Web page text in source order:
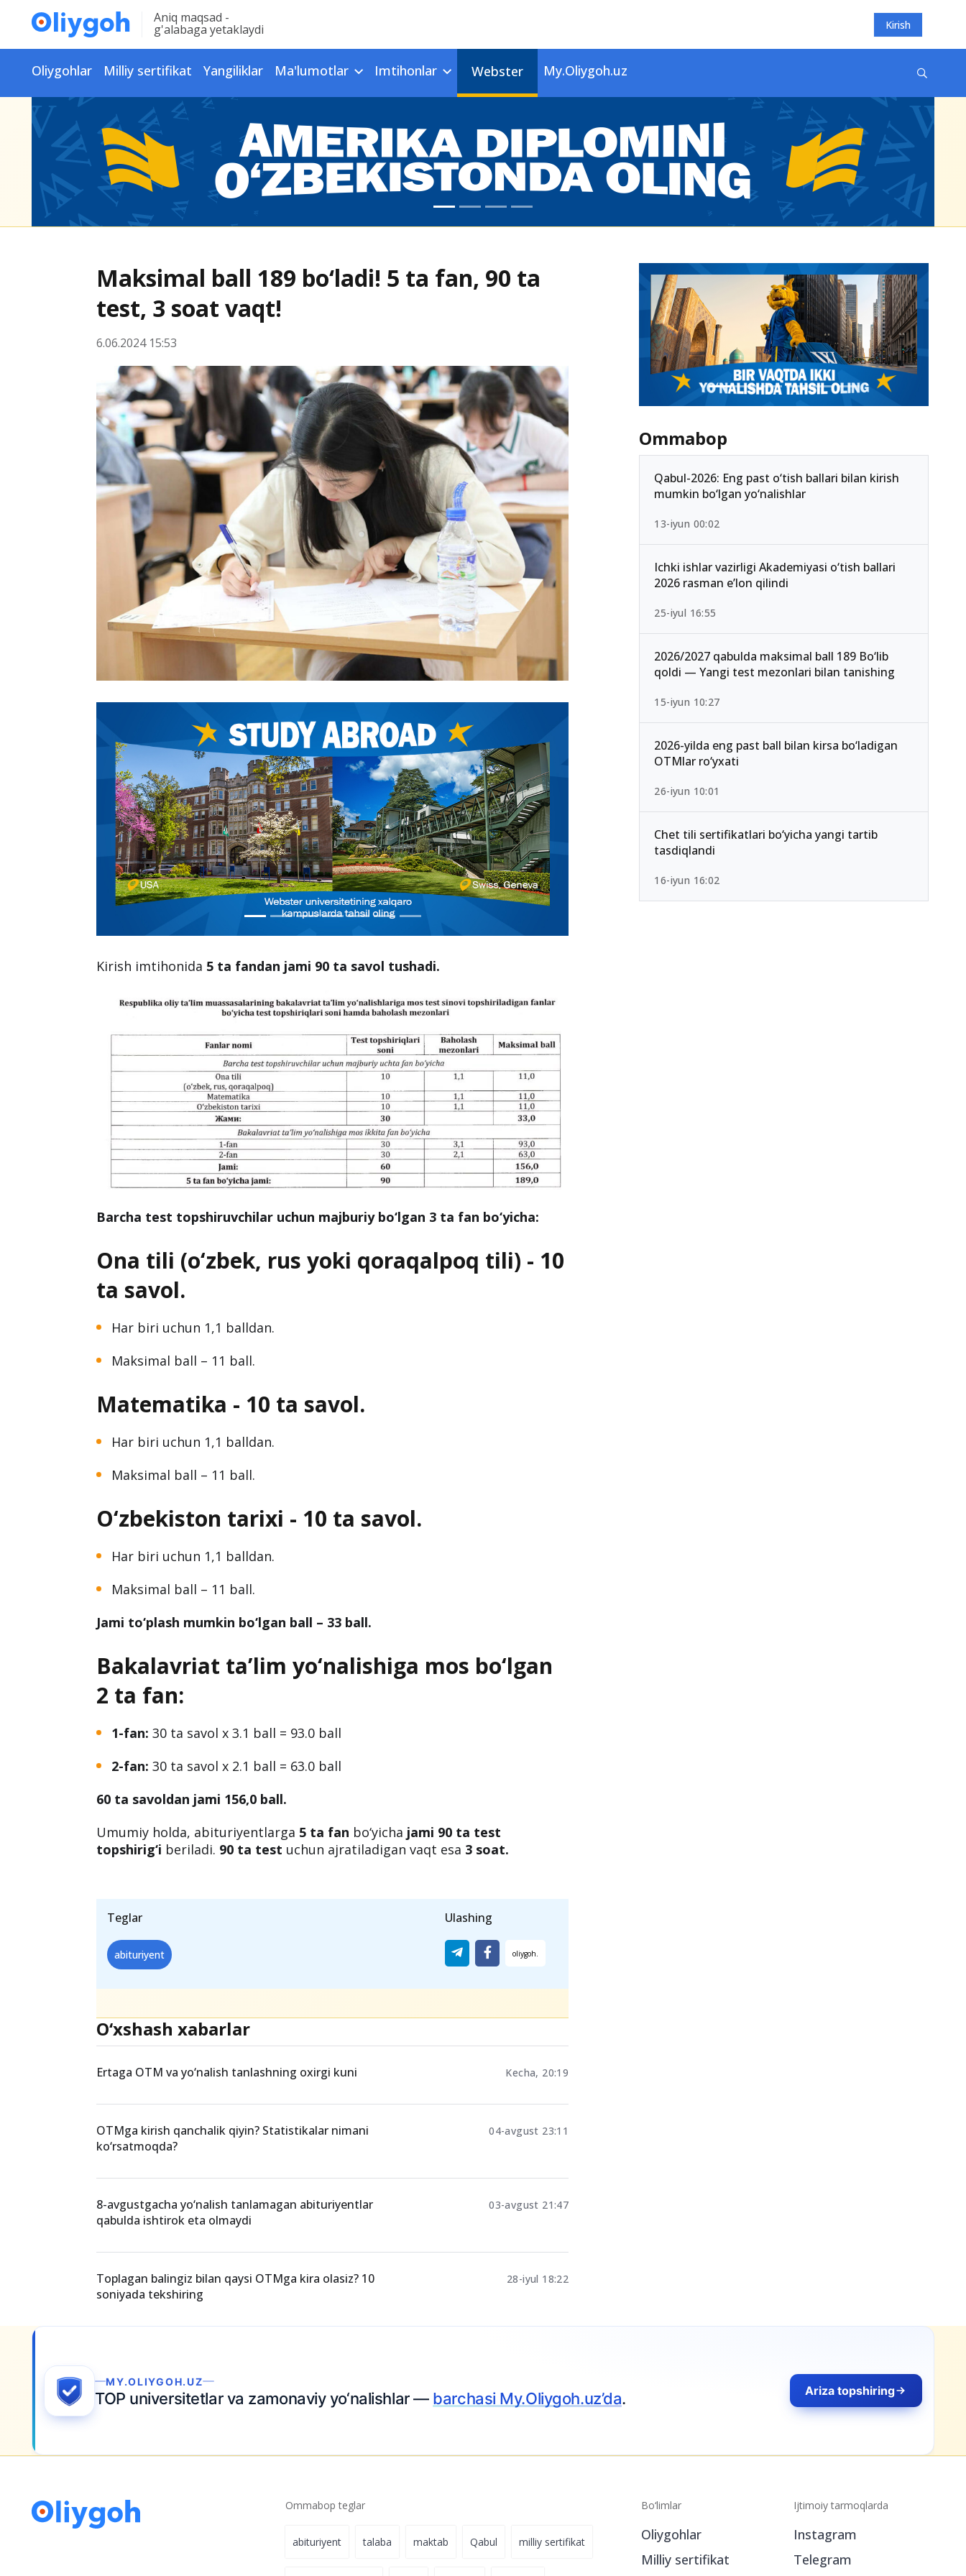
Aniq maqsad -
g'alabaga yetaklaydi Kirish
Oliygohlar Milliy sertifikat Yangiliklar Ma'lumotlar Imtihonlar Webster My.Oliygoh.uz
Maksimal ball 189 bo‘ladi! 5 ta fan, 90 ta
test, 3 soat vaqt!
6.06.2024 15:53
Kirish imtihonida 5 ta fandan jami 90 ta savol tushadi.
Barcha test topshiruvchilar uchun majburiy bo‘lgan 3 ta fan bo‘yicha:
Ona tili (o‘zbek, rus yoki qoraqalpoq tili) - 10
ta savol.
Har biri uchun 1,1 balldan.
Maksimal ball – 11 ball.
Matematika - 10 ta savol.
Har biri uchun 1,1 balldan.
Maksimal ball – 11 ball.
O‘zbekiston tarixi - 10 ta savol.
Har biri uchun 1,1 balldan.
Maksimal ball – 11 ball.
Jami to‘plash mumkin bo‘lgan ball – 33 ball.
Bakalavriat ta’lim yo‘nalishiga mos bo‘lgan
2 ta fan:
1-fan: 30 ta savol x 3.1 ball = 93.0 ball
2-fan: 30 ta savol x 2.1 ball = 63.0 ball
60 ta savoldan jami 156,0 ball.
Umumiy holda, abituriyentlarga 5 ta fan bo‘yicha jami 90 ta test
topshirig‘i beriladi. 90 ta test uchun ajratiladigan vaqt esa 3 soat.
Teglar
abituriyent
Ulashing
O‘xshash xabarlar
Ertaga OTM va yo‘nalish tanlashning oxirgi kuni Kecha, 20:19
OTMga kirish qanchalik qiyin? Statistikalar nimani
ko‘rsatmoqda?
04-avgust 23:11
8-avgustgacha yo‘nalish tanlamagan abituriyentlar
qabulda ishtirok eta olmaydi
03-avgust 21:47
Toplagan balingiz bilan qaysi OTMga kira olasiz? 10
soniyada tekshiring
28-iyul 18:22
Ommabop
Qabul-2026: Eng past o‘tish ballari bilan kirish
mumkin bo‘lgan yo‘nalishlar
13-iyun 00:02
Ichki ishlar vazirligi Akademiyasi o‘tish ballari
2026 rasman e’lon qilindi
25-iyul 16:55
2026/2027 qabulda maksimal ball 189 Bo‘lib
qoldi — Yangi test mezonlari bilan tanishing
15-iyun 10:27
2026-yilda eng past ball bilan kirsa bo‘ladigan
OTMlar ro‘yxati
26-iyun 10:01
Chet tili sertifikatlari bo‘yicha yangi tartib
tasdiqlandi
16-iyun 16:02
Ommabop teglar
abituriyent talaba maktab Qabul milliy sertifikat
Bo‘limlar
Oliygohlar
Milliy sertifikat
Ijtimoiy tarmoqlarda
Instagram
Telegram